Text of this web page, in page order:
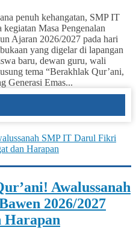
penuh kehangatan, SMP IT
Masa Pengenalan
Ajaran 2026/2027 pada hari
yang digelar di lapangan
baru, dewan guru, wali
tema “Berakhlak Qur’ani,
Generasi Emas...
Awalussanah
2026/2027
Harapan